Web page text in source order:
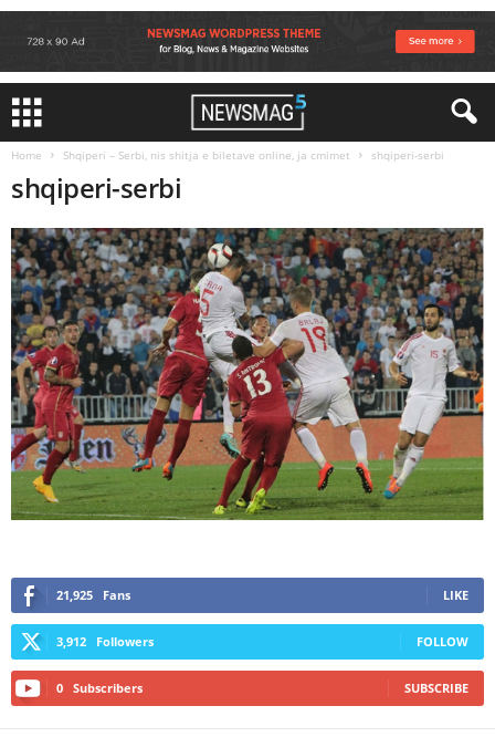
Home Shqiperi – Serbi, nis shitja e biletave online, ja cmimet shqiperi-serbi
shqiperi-serbi
21,925 Fans LIKE
3,912 Followers FOLLOW
0 Subscribers SUBSCRIBE